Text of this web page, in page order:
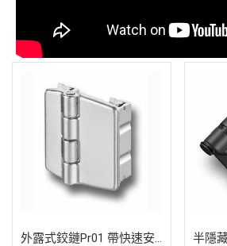
外露式鉸鏈Pr01 帶快速安裝裝置180